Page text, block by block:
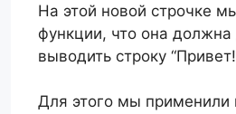
На этой новой строчке
функции, что она должна
выводить строку
Для этого мы применили